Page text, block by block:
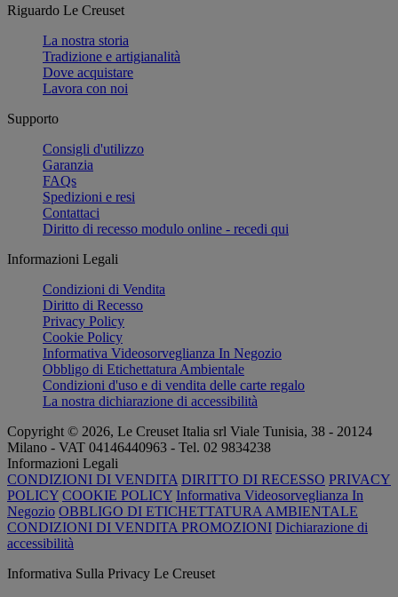
Riguardo Le Creuset
La nostra storia
Tradizione e artigianalità
Dove acquistare
Lavora con noi
Supporto
Consigli d'utilizzo
Garanzia
FAQs
Spedizioni e resi
Contattaci
Diritto di recesso modulo online - recedi qui
Informazioni Legali
Condizioni di Vendita
Diritto di Recesso
Privacy Policy
Cookie Policy
Informativa Videosorveglianza In Negozio
Obbligo di Etichettatura Ambientale
Condizioni d'uso e di vendita delle carte regalo
La nostra dichiarazione di accessibilità
Copyright © 2026, Le Creuset Italia srl ​​Viale Tunisia, 38 - 20124
Milano - VAT 04146440963 - Tel. 02 9834238
Informazioni Legali
CONDIZIONI DI VENDITA DIRITTO DI RECESSO PRIVACY
POLICY COOKIE POLICY Informativa Videosorveglianza In
Negozio OBBLIGO DI ETICHETTATURA AMBIENTALE
CONDIZIONI DI VENDITA PROMOZIONI Dichiarazione di
accessibilità
Informativa Sulla Privacy Le Creuset